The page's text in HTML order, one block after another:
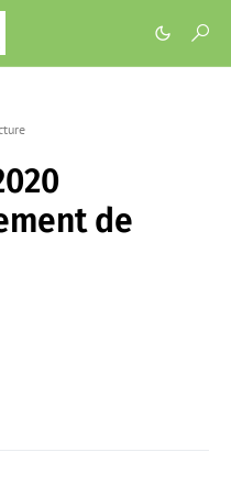
de